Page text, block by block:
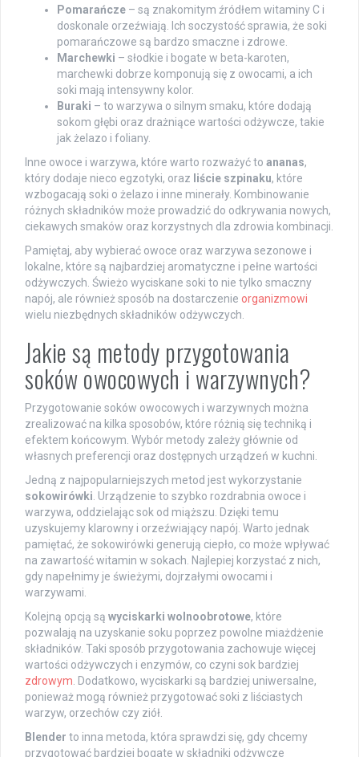
Pomarańcze – są znakomitym źródłem witaminy C i
doskonale orzeźwiają. Ich soczystość sprawia, że soki
pomarańczowe są bardzo smaczne i zdrowe.
Marchewki – słodkie i bogate w beta-karoten,
marchewki dobrze komponują się z owocami, a ich
soki mają intensywny kolor.
Buraki – to warzywa o silnym smaku, które dodają
sokom głębi oraz drażniące wartości odżywcze, takie
jak żelazo i foliany.
Inne owoce i warzywa, które warto rozważyć to ananas,
który dodaje nieco egzotyki, oraz liście szpinaku, które
wzbogacają soki o żelazo i inne minerały. Kombinowanie
różnych składników może prowadzić do odkrywania nowych,
ciekawych smaków oraz korzystnych dla zdrowia kombinacji.
Pamiętaj, aby wybierać owoce oraz warzywa sezonowe i
lokalne, które są najbardziej aromatyczne i pełne wartości
odżywczych. Świeżo wyciskane soki to nie tylko smaczny
napój, ale również sposób na dostarczenie organizmowi
wielu niezbędnych składników odżywczych.
Jakie są metody przygotowania
soków owocowych i warzywnych?
Przygotowanie soków owocowych i warzywnych można
zrealizować na kilka sposobów, które różnią się techniką i
efektem końcowym. Wybór metody zależy głównie od
własnych preferencji oraz dostępnych urządzeń w kuchni.
Jedną z najpopularniejszych metod jest wykorzystanie
sokowirówki . Urządzenie to szybko rozdrabnia owoce i
warzywa, oddzielając sok od miąższu. Dzięki temu
uzyskujemy klarowny i orzeźwiający napój. Warto jednak
pamiętać, że sokowirówki generują ciepło, co może wpływać
na zawartość witamin w sokach. Najlepiej korzystać z nich,
gdy napełnimy je świeżymi, dojrzałymi owocami i
warzywami.
Kolejną opcją są wyciskarki wolnoobrotowe, które
pozwalają na uzyskanie soku poprzez powolne miażdżenie
składników. Taki sposób przygotowania zachowuje więcej
wartości odżywczych i enzymów, co czyni sok bardziej
zdrowym . Dodatkowo, wyciskarki są bardziej uniwersalne,
ponieważ mogą również przygotować soki z liściastych
warzyw, orzechów czy ziół.
Blender to inna metoda, która sprawdzi się, gdy chcemy
przygotować bardziej bogate w składniki odżywcze